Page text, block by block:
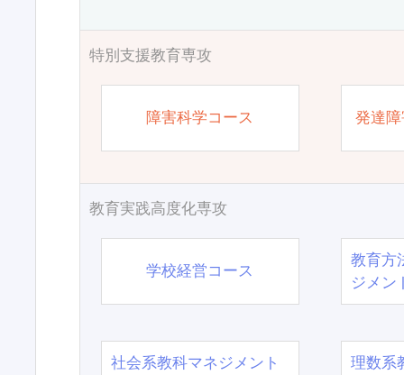
特別支援教育専攻
障害科学コース 発達
教育実践高度化専攻
学校経営コース
教育方
ジメン
社会系教科マネジメント
理数系